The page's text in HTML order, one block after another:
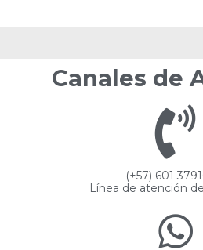
Canales de
(+57) 601
Línea de atención